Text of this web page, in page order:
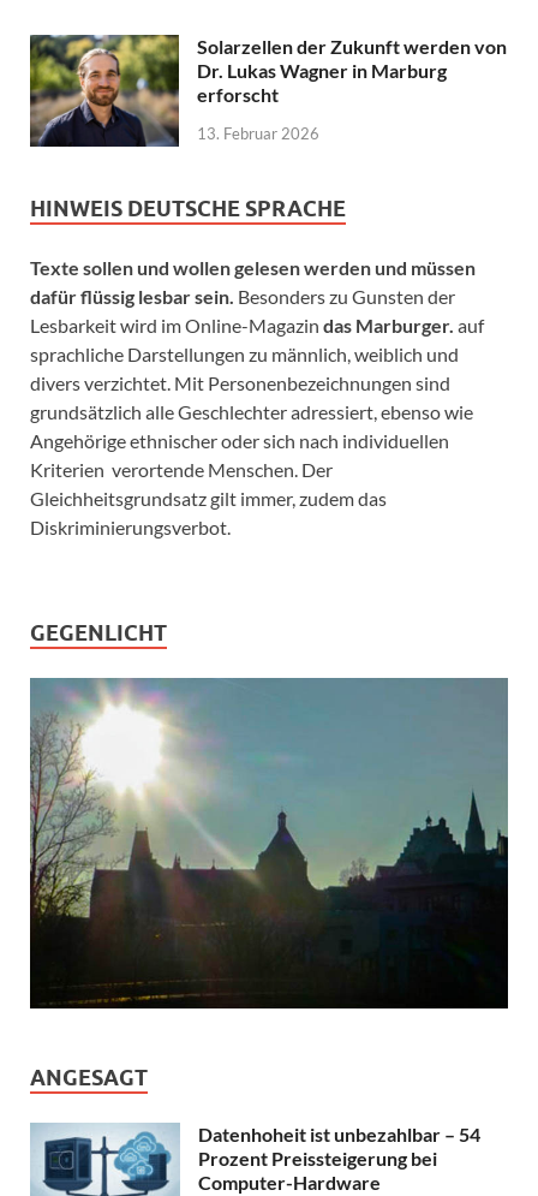
Solarzellen der Zukunft werden von
Dr. Lukas Wagner in Marburg
erforscht
13. Februar 2026
HINWEIS DEUTSCHE SPRACHE
Texte sollen und wollen gelesen werden und müssen
dafür flüssig lesbar sein. Besonders zu Gunsten der
Lesbarkeit wird im Online-Magazin das Marburger. auf
sprachliche Darstellungen zu männlich, weiblich und
divers verzichtet. Mit Personenbezeichnungen sind
grundsätzlich alle Geschlechter adressiert, ebenso wie
Angehörige ethnischer oder sich nach individuellen
Kriterien verortende Menschen. Der
Gleichheitsgrundsatz gilt immer, zudem das
Diskriminierungsverbot.
GEGENLICHT
ANGESAGT
Datenhoheit ist unbezahlbar – 54
Prozent Preissteigerung bei
Computer-Hardware